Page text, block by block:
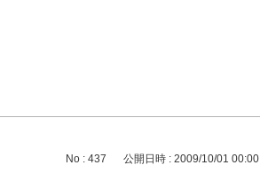
No : 437 公開日時 : 2009/10/01 00:00